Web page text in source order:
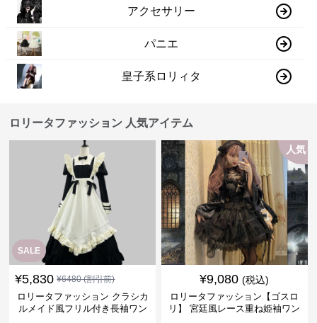
アクセサリー
パニエ
皇子系ロリィタ
ロリータファッション 人気アイテム
SALE
¥5,830 ¥6480(割引前)
ロリータファッション クラシカ
ルメイド風フリル付き長袖ワン
人気
¥9,080 (税込)
ロリータファッション【ゴスロ
リ】 宮廷風レース重ね姫袖ワン